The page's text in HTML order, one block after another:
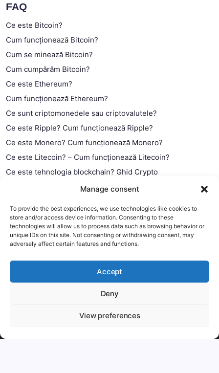
Manage consent
To provide the best experiences, we use technologies like cookies to
store and/or access device information. Consenting to these
technologies will allow us to process data such as browsing behavior or
unique IDs on this site. Not consenting or withdrawing consent, may
adversely affect certain features and functions.
Accept
Deny
View preferences
FAQ
Ce este Bitcoin?
Cum funcționează Bitcoin?
Cum se minează Bitcoin?
Cum cumpărăm Bitcoin?
Ce este Ethereum?
Cum funcționează Ethereum?
Ce sunt criptomonedele sau criptovalutele?
Ce este Ripple? Cum funcționează Ripple?
Ce este Monero? Cum funcționează Monero?
Ce este Litecoin? – Cum funcționează Litecoin?
Ce este tehnologia blockchain? Ghid Crypto
Ce este contractul smart?
This website uses cookies to improve your experience. We'll